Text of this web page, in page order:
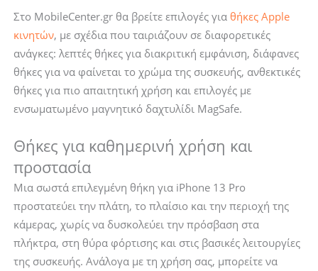
Στο MobileCenter.gr θα βρείτε επιλογές για θήκες Apple
κινητών, με σχέδια που ταιριάζουν σε διαφορετικές
ανάγκες: λεπτές θήκες για διακριτική εμφάνιση, διάφανες
θήκες για να φαίνεται το χρώμα της συσκευής, ανθεκτικές
θήκες για πιο απαιτητική χρήση και επιλογές με
ενσωματωμένο μαγνητικό δαχτυλίδι MagSafe.
Θήκες για καθημερινή χρήση και
προστασία
Μια σωστά επιλεγμένη θήκη για iPhone 13 Pro
προστατεύει την πλάτη, το πλαίσιο και την περιοχή της
κάμερας, χωρίς να δυσκολεύει την πρόσβαση στα
πλήκτρα, στη θύρα φόρτισης και στις βασικές λειτουργίες
της συσκευής. Ανάλογα με τη χρήση σας, μπορείτε να